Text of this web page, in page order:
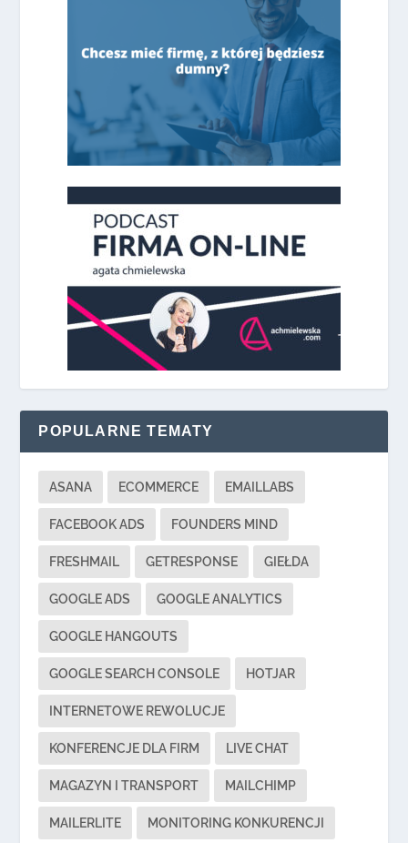
POPULARNE TEMATY
ASANA ECOMMERCE EMAILLABS
FACEBOOK ADS FOUNDERS MIND
FRESHMAIL GETRESPONSE GIEŁDA
GOOGLE ADS GOOGLE ANALYTICS
GOOGLE HANGOUTS
GOOGLE SEARCH CONSOLE HOTJAR
INTERNETOWE REWOLUCJE
KONFERENCJE DLA FIRM LIVE CHAT
MAGAZYN I TRANSPORT MAILCHIMP
MAILERLITE MONITORING KONKURENCJI